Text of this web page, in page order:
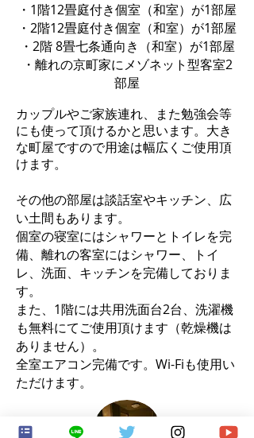
・1階12畳庭付き個室（和室）が1部屋
・2階12畳庭付き個室（和室）が1部屋
・2階 8畳七条通向き（和室）が1部屋
・離れの京町家にメゾネット型客室2
部屋
カップルやご家族連れ、また勉強会等
にも使って頂けるかと思います。大き
な町屋ですので用途は幅広くご使用頂
けます。
その他の部屋は談話室やキッチン、広
い土間もあります。
個室の寝室にはシャワーとトイレを完
備、離れの客室にはシャワー、トイ
レ、洗面、キッチンを完備しておりま
す。
また、1階には共用洗面台2台、洗濯機
も無料にてご使用頂けます（乾燥機は
ありません）。
全室エアコン完備です。Wi-Fiも使用い
ただけます。